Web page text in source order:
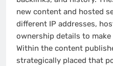
new content and hosted
different IP addresses,
ownership details to
Within the content
strategically placed that